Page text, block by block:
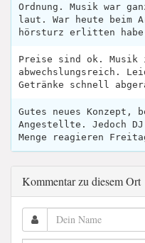
Ordnung. Musik war
laut. War heute beim
hörsturz erlitten
Preise sind ok.
abwechslungsreich.
Getränke schnell
Gutes neues
Angestellte. Jedoch
Menge reagieren
Kommentar zu diesem Ort